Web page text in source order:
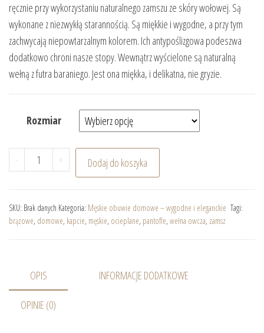
ręcznie przy wykorzystaniu naturalnego zamszu ze skóry wołowej. Są
wykonane z niezwykłą starannością. Są miękkie i wygodne, a przy tym
zachwycają niepowtarzalnym kolorem. Ich antypoślizgowa podeszwa
dodatkowo chroni nasze stopy. Wewnątrz wyścielone są naturalną
wełną z futra baraniego. Jest ona miękka, i delikatna, nie gryzie.
Rozmiar
- ilość Męskie pantofle z naturalnego zamszu
+ Dodaj do koszyka
SKU: Brak danych Kategoria: Męskie obuwie domowe – wygodne i eleganckie Tagi:
brązowe, domowe, kapcie, męskie, ocieplane, pantofle, wełna owcza, zamsz
OPIS INFORMACJE DODATKOWE
OPINIE (0)